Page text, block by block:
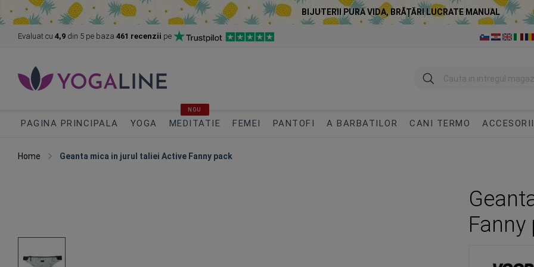
BIJUTERII PURA VIDA, BRĂȚĂRI LUCRATE MANUAL
Evaluat cu 4,9 din 5 pe baza 461 recenzii pe
Cautare
PAGINA PRINCIPALA YOGA MEDITATIE
NOU
FEMEI PANTOFI A BARBATILOR CANI TERMO ACCESORII
Home Geanta mica in jurul taliei Active Fanny pack
of
the
Fanny